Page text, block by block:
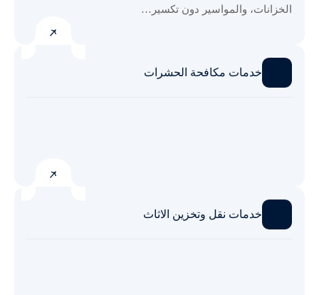
الخزانات، والمواسير دون تكسير…
خدمات مكافحة الحشرات
خدمات نقل وتخزين الاثاث